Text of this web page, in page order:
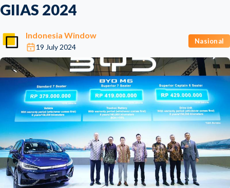
GIIAS 2024
Indonesia Window
19 July 2024
Nasional